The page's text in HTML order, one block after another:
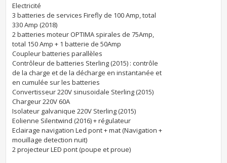
Electricité
3 batteries de services Firefly de 100 Amp, total
330 Amp (2018)
2 batteries moteur OPTIMA spirales de 75Amp,
total 150 Amp + 1 batterie de 50Amp
Coupleur batteries parallèles
Contrôleur de batteries Sterling (2015) : contrôle
de la charge et de la décharge en instantanée et
en cumulée sur les batteries
Convertisseur 220V sinusoidale Sterling (2015)
Chargeur 220V 60A
Isolateur galvanique 220V Sterling (2015)
Eolienne Silentwind (2016) + régulateur
Eclairage navigation Led pont + mat (Navigation +
mouillage detection nuit)
2 projecteur LED pont (poupe et proue)